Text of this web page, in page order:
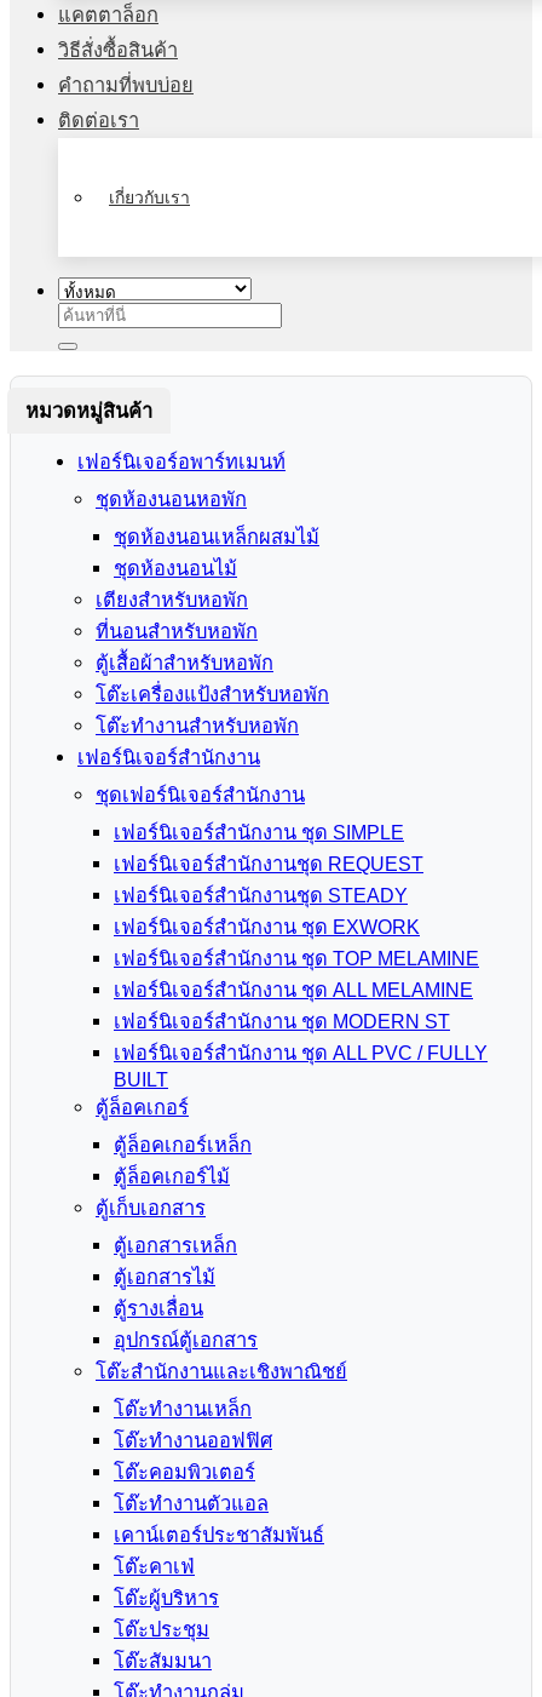
แคตตาล็อก
วิธีสั่งซื้อสินค้า
คำถามที่พบบ่อย
ติดต่อเรา
เกี่ยวกับเรา
ค้นหา:
หมวดหมู่สินค้า
เฟอร์นิเจอร์อพาร์ทเมนท์
ชุดห้องนอนหอพัก
ชุดห้องนอนเหล็กผสมไม้
ชุดห้องนอนไม้
เตียงสำหรับหอพัก
ที่นอนสำหรับหอพัก
ตู้เสื้อผ้าสำหรับหอพัก
โต๊ะเครื่องแป้งสำหรับหอพัก
โต๊ะทำงานสำหรับหอพัก
เฟอร์นิเจอร์สำนักงาน
ชุดเฟอร์นิเจอร์สำนักงาน
เฟอร์นิเจอร์สำนักงาน ชุด SIMPLE
เฟอร์นิเจอร์สำนักงานชุด REQUEST
เฟอร์นิเจอร์สำนักงานชุด STEADY
เฟอร์นิเจอร์สำนักงาน ชุด EXWORK
เฟอร์นิเจอร์สำนักงาน ชุด TOP MELAMINE
เฟอร์นิเจอร์สำนักงาน ชุด ALL MELAMINE
เฟอร์นิเจอร์สำนักงาน ชุด MODERN ST
เฟอร์นิเจอร์สำนักงาน ชุด ALL PVC / FULLY
BUILT
ตู้ล็อคเกอร์
ตู้ล็อคเกอร์เหล็ก
ตู้ล็อคเกอร์ไม้
ตู้เก็บเอกสาร
ตู้เอกสารเหล็ก
ตู้เอกสารไม้
ตู้รางเลื่อน
อุปกรณ์ตู้เอกสาร
โต๊ะสำนักงานและเชิงพาณิชย์
โต๊ะทำงานเหล็ก
โต๊ะทำงานออฟฟิศ
โต๊ะคอมพิวเตอร์
โต๊ะทำงานตัวแอล
เคาน์เตอร์ประชาสัมพันธ์
โต๊ะคาเฟ่
โต๊ะผู้บริหาร
โต๊ะประชุม
โต๊ะสัมมนา